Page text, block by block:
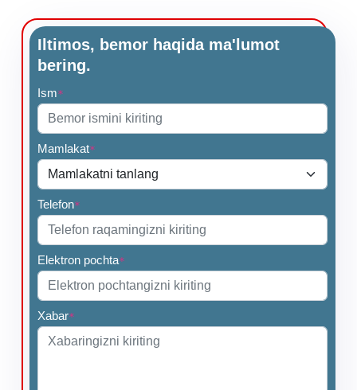
Iltimos, bemor haqida ma'lumot
bering.
Ism*
Mamlakat*
Telefon*
Elektron pochta*
Xabar*